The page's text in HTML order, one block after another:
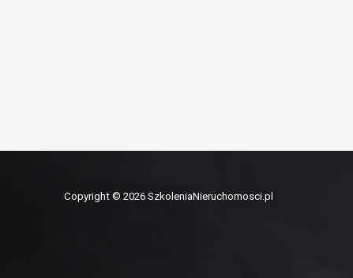
Copyright © 2026 SzkoleniaNieruchomosci.pl